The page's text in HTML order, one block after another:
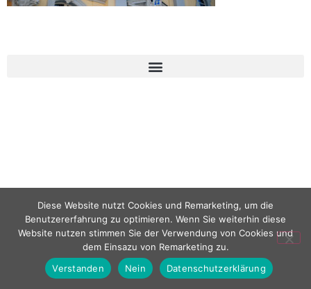
Diese Website nutzt Cookies und Remarketing, um die
Benutzererfahrung zu optimieren. Wenn Sie weiterhin diese
Website nutzen stimmen Sie der Verwendung von Cookies und
dem Einsazu von Remarketing zu.
Verstanden
Nein Datenschutzerklärung